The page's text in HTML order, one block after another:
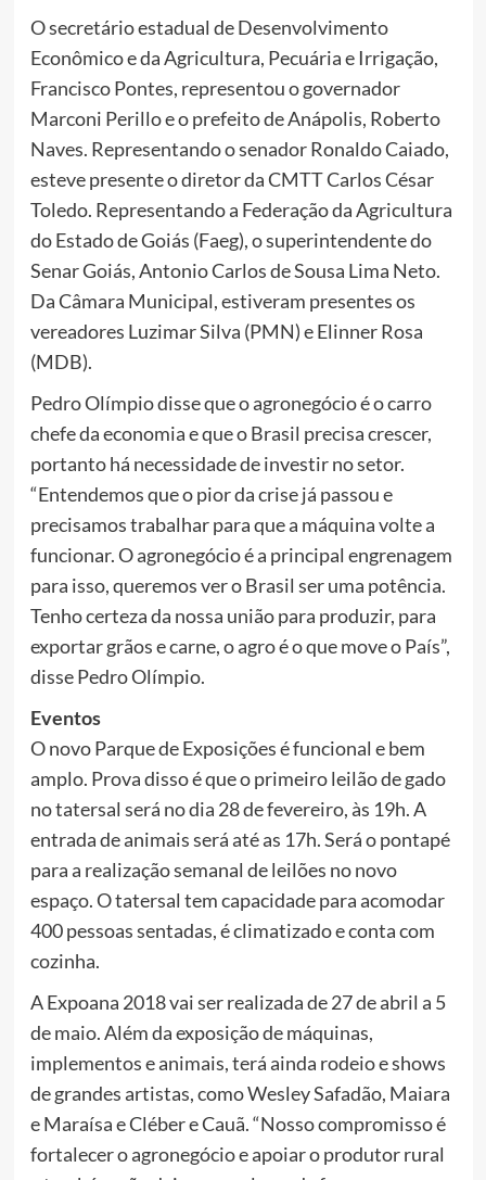
O secretário estadual de Desenvolvimento
Econômico e da Agricultura, Pecuária e Irrigação,
Francisco Pontes, representou o governador
Marconi Perillo e o prefeito de Anápolis, Roberto
Naves. Representando o senador Ronaldo Caiado,
esteve presente o diretor da CMTT Carlos César
Toledo. Representando a Federação da Agricultura
do Estado de Goiás (Faeg), o superintendente do
Senar Goiás, Antonio Carlos de Sousa Lima Neto.
Da Câmara Municipal, estiveram presentes os
vereadores Luzimar Silva (PMN) e Elinner Rosa
(MDB).
Pedro Olímpio disse que o agronegócio é o carro
chefe da economia e que o Brasil precisa crescer,
portanto há necessidade de investir no setor.
“Entendemos que o pior da crise já passou e
precisamos trabalhar para que a máquina volte a
funcionar. O agronegócio é a principal engrenagem
para isso, queremos ver o Brasil ser uma potência.
Tenho certeza da nossa união para produzir, para
exportar grãos e carne, o agro é o que move o País”,
disse Pedro Olímpio.
Eventos
O novo Parque de Exposições é funcional e bem
amplo. Prova disso é que o primeiro leilão de gado
no tatersal será no dia 28 de fevereiro, às 19h. A
entrada de animais será até as 17h. Será o pontapé
para a realização semanal de leilões no novo
espaço. O tatersal tem capacidade para acomodar
400 pessoas sentadas, é climatizado e conta com
cozinha.
A Expoana 2018 vai ser realizada de 27 de abril a 5
de maio. Além da exposição de máquinas,
implementos e animais, terá ainda rodeio e shows
de grandes artistas, como Wesley Safadão, Maiara
e Maraísa e Cléber e Cauã. “Nosso compromisso é
fortalecer o agronegócio e apoiar o produtor rural